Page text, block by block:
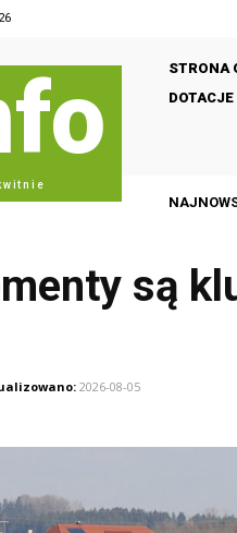
STRONA
są
2026-08-05